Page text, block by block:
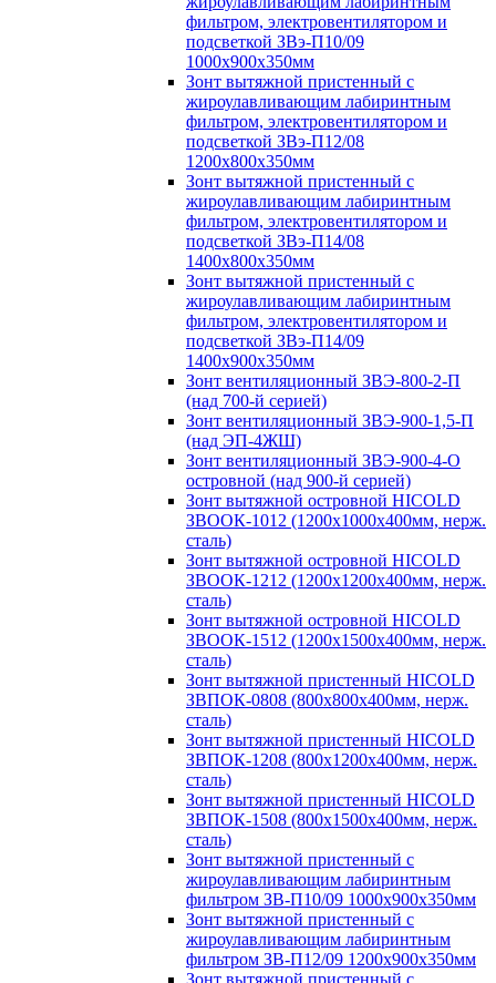
фильтром, электровентилятором и
подсветкой ЗВэ-П10/09
1000х900х350мм
Зонт вытяжной пристенный с
жироулавливающим лабиринтным
фильтром, электровентилятором и
подсветкой ЗВэ-П12/08
1200х800х350мм
Зонт вытяжной пристенный с
жироулавливающим лабиринтным
фильтром, электровентилятором и
подсветкой ЗВэ-П14/08
1400х800х350мм
Зонт вытяжной пристенный с
жироулавливающим лабиринтным
фильтром, электровентилятором и
подсветкой ЗВэ-П14/09
1400х900х350мм
Зонт вентиляционный ЗВЭ-800-2-П
(над 700-й серией)
Зонт вентиляционный ЗВЭ-900-1,5-П
(над ЭП-4ЖШ)
Зонт вентиляционный ЗВЭ-900-4-О
островной (над 900-й серией)
Зонт вытяжной островной HICOLD
ЗВООК-1012 (1200х1000х400мм, нерж.
сталь)
Зонт вытяжной островной HICOLD
ЗВООК-1212 (1200x1200x400мм, нерж.
сталь)
Зонт вытяжной островной HICOLD
ЗВООК-1512 (1200х1500х400мм, нерж.
сталь)
Зонт вытяжной пристенный HICOLD
ЗВПОК-0808 (800х800х400мм, нерж.
сталь)
Зонт вытяжной пристенный HICOLD
ЗВПОК-1208 (800х1200х400мм, нерж.
сталь)
Зонт вытяжной пристенный HICOLD
ЗВПОК-1508 (800х1500х400мм, нерж.
сталь)
Зонт вытяжной пристенный с
жироулавливающим лабиринтным
фильтром ЗВ-П10/09 1000х900х350мм
Зонт вытяжной пристенный с
жироулавливающим лабиринтным
фильтром ЗВ-П12/09 1200х900х350мм
Зонт вытяжной пристенный с